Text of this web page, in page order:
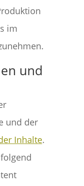
im
und
und der
Inhalte.